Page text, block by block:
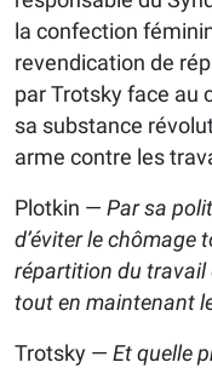
la confection
revendication de
par Trotsky face au
sa substance
arme contre les
Plotkin — Par sa
d’éviter le chômage
répartition du travail
tout en maintenant
Trotsky — Et quelle